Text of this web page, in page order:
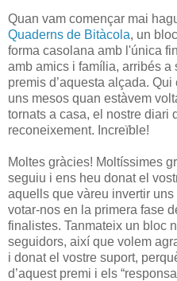
Quan vam començar mai
Quaderns de Bitàcola, un
forma casolana amb l'única
amb amics i família, arribés a
premis d’aquesta alçada.
uns mesos quan estàvem
tornats a casa, el nostre diari
reconeixement. Increïble!
Moltes gràcies! Moltíssimes
seguiu i ens heu donat el
aquells que vàreu invertir
votar-nos en la primera fase
finalistes. Tanmateix un bloc
seguidors, així que volem
i donat el vostre suport,
d’aquest premi i els